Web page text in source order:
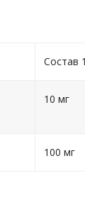
Состав
10 мг
100 мг